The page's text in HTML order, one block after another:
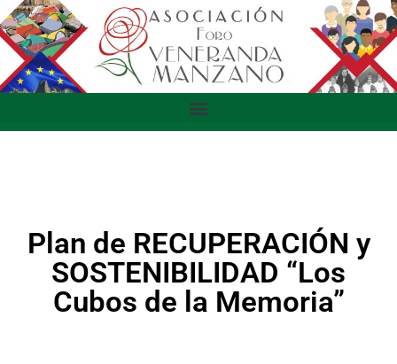
Plan de RECUPERACIÓN y
SOSTENIBILIDAD “Los
Cubos de la Memoria”